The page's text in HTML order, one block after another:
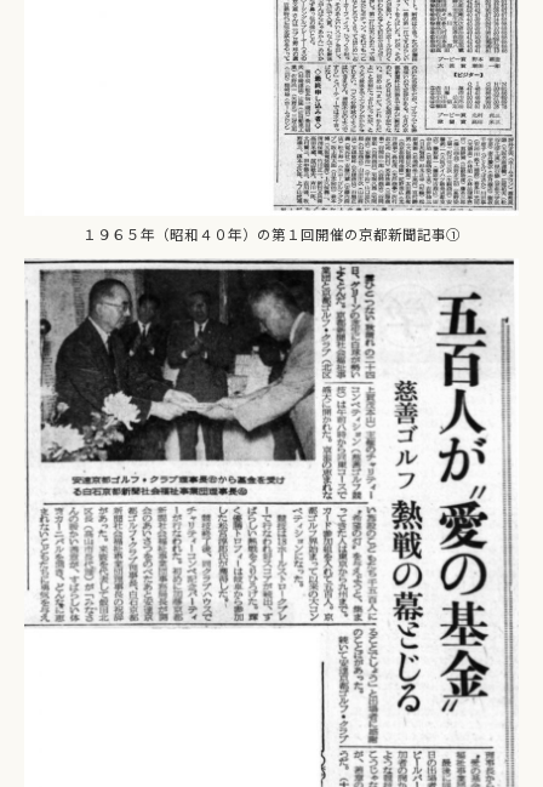
１９６５年（昭和４０年）の第１回開催の京都新聞記事①